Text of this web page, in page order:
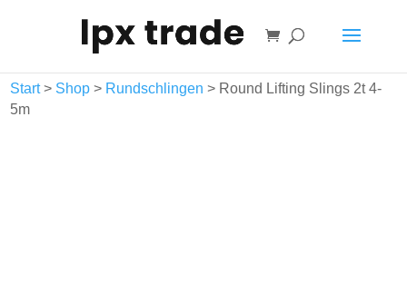
Warenkorb
Start> Shop > Rundschlingen > Round Lifting Slings 2t 4-
5m